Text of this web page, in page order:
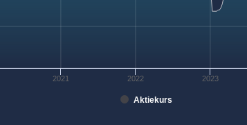
Aktiekurs
2021 2022 2023